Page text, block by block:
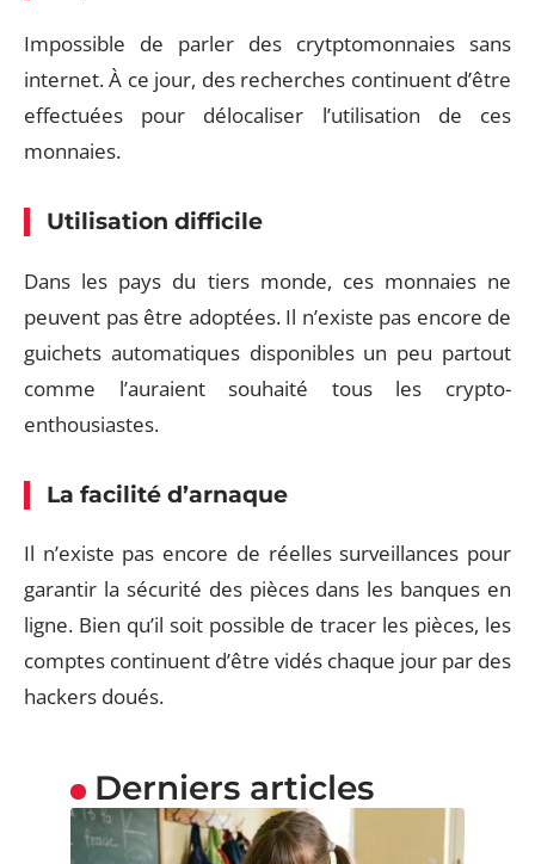
Impossible de parler des crytptomonnaies sans
internet. À ce jour, des recherches continuent d’être
effectuées pour délocaliser l’utilisation de ces
monnaies.
Utilisation difficile
Dans les pays du tiers monde, ces monnaies ne
peuvent pas être adoptées. Il n’existe pas encore de
guichets automatiques disponibles un peu partout
comme l’auraient souhaité tous les crypto-
enthousiastes.
La facilité d’arnaque
Il n’existe pas encore de réelles surveillances pour
garantir la sécurité des pièces dans les banques en
ligne. Bien qu’il soit possible de tracer les pièces, les
comptes continuent d’être vidés chaque jour par des
hackers doués.
Derniers articles